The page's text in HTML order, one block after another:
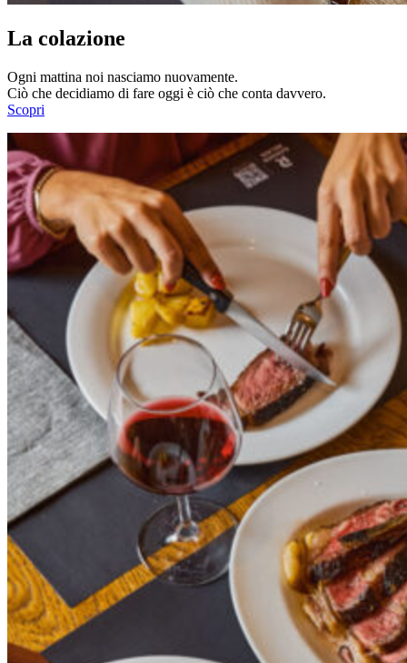
La colazione
Ogni mattina noi nasciamo nuovamente.
Ciò che decidiamo di fare oggi è ciò che conta davvero.
Scopri